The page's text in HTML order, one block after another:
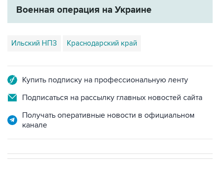
Военная операция на Украине
Ильский НПЗ Краснодарский край
Купить подписку на профессиональную ленту
Подписаться на рассылку главных новостей сайта
Получать оперативные новости в официальном
канале